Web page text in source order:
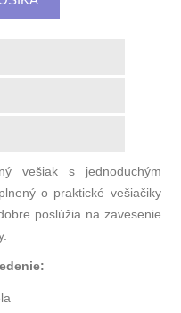
vešiak s jednoduchým
o praktické vešiačiky
poslúžia na zavesenie